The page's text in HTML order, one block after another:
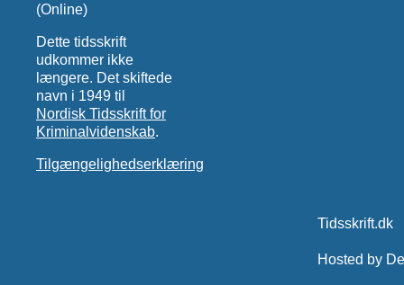
(Online)
Dette tidsskrift
udkommer ikke
længere. Det skiftede
navn i 1949 til
Nordisk Tidsskrift for
Kriminalvidenskab.
Tilgængelighedserklæring